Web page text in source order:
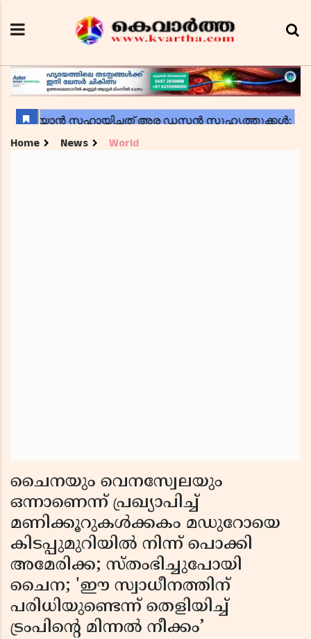
Home News World
ചൈനയും വെനസ്വേലയും
ഒന്നാണെന്ന് പ്രഖ്യാപിച്ച്
മണിക്കൂറുകൾക്കകം മഡുറോയെ
കിടപ്പുമുറിയിൽ നിന്ന് പൊക്കി
അമേരിക്ക; സ്തംഭിച്ചുപോയി
ചൈന; 'ഈ സ്വാധീനത്തിന്
പരിധിയുണ്ടെന്ന് തെളിയിച്ച്
ട്രംപിന്റെ മിന്നൽ നീക്കം’